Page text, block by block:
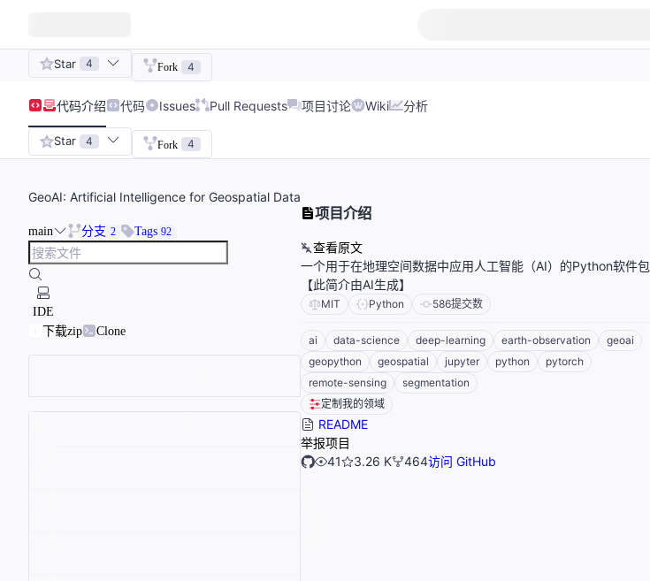
Star 4 Fork 4
代码介绍 代码 Issues Pull Requests 项目讨论 Wiki 分析
Star 4 Fork 4
GeoAI: Artificial Intelligence for Geospatial Data
main 分支 2 Tags 92
IDE
下载zip
Clone
项目介绍
查看原文
一个用于在地理空间数据中应用人工智能（AI）的Python软件包
【此简介由AI生成】
MIT Python 586提交数
ai data-science deep-learning earth-observation
geoai
geopython
geospatial jupyter python
pytorch
remote-sensing
segmentation
定制我的领域
README
举报项目
41
3.26 K 464访问 GitHub